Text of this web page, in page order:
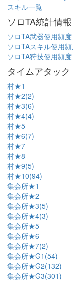
スキル一覧
ソロTA統計情報
ソロTA武器使用頻度
ソロTAスキル使用
ソロTA狩技使用頻度
タイムアタック
村★1
村★2(2)
村★3(6)
村★4(4)
村★5
村★6(7)
村★7
村★8
村★9(5)
村★10(94)
集会所★1
集会所★2
集会所★3(5)
集会所★4(3)
集会所★5
集会所★6
集会所★7(2)
集会所★G1(54)
集会所★G2(132)
集会所★G3(301)